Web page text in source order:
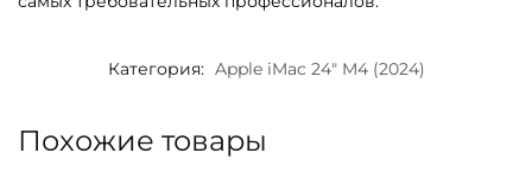
Категория: Apple iMac 24" M4 (2024)
Похожие товары